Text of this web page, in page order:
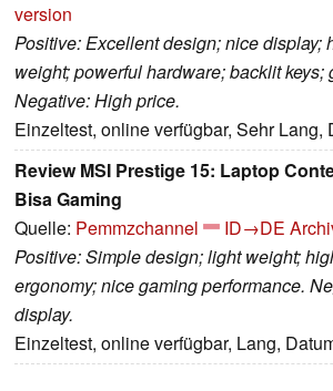
version
Positive: Excellent design; nice display;
weight; powerful hardware; backlit keys;
Negative: High price.
Einzeltest, online verfügbar, Sehr Lang,
Review MSI Prestige 15: Laptop
Bisa Gaming
Quelle: Pemmzchannel ID→DE
Positive: Simple design; light weight;
ergonomy; nice gaming performance.
display.
Einzeltest, online verfügbar, Lang,